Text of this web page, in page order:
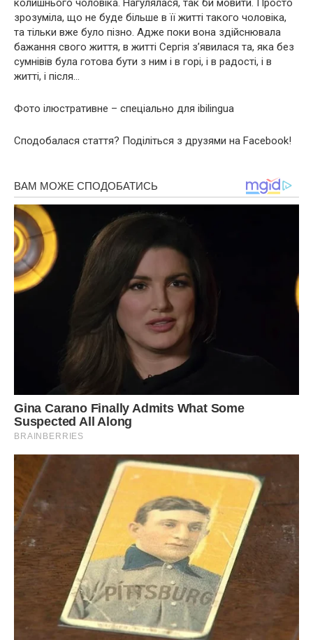
колишнього чоловіка. Нагулялася, так би мовити. Просто
зрозуміла, що не буде більше в її житті такого чоловіка,
та тільки вже було пізно. Адже поки вона здійснювала
бажання свого життя, в житті Сергія з’явилася та, яка без
сумнівів була готова бути з ним і в горі, і в радості, і в
житті, і після…
Фото ілюстративне – спеціально для ibilingua
Сподобалася стаття? Поділіться з друзями на Facebook!